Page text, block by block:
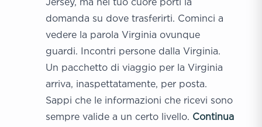
domanda su dove trasferirti. Cominci a
vedere la parola Virginia ovunque
guardi. Incontri persone dalla Virginia.
Un pacchetto di viaggio per la Virginia
arriva, inaspettatamente, per posta.
Sappi che le informazioni che ricevi sono
sempre valide a un certo livello. Continua